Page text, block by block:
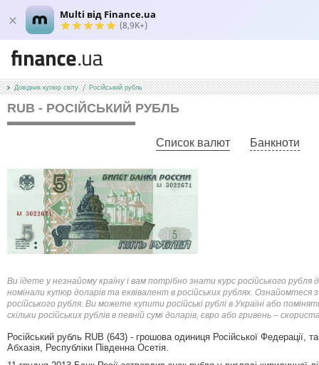
Multi від Finance.ua
(8,9K+)
Довідник купюр світу Російський рубль
RUB - РОСІЙСЬКИЙ РУБЛЬ
Список валют Банкноти
Ви їдете у незнайому країну і вам потрібно знати курс російського
номінали купюр доларів та еквівалент в російських рублях.
російського рубля. Ви можете купити російські рублі в Україні або
скільки російських рублів в певній сумі доларів, євро або гривень –
Російський рубль RUB (643) - грошова одиниця Російської Федерації,
Абхазія, Республіки Південна Осетія.